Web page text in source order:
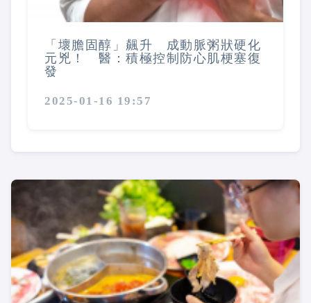
「壞膽固醇」飆升 成動脈粥狀硬化
元兇！ 醫：積極控制防心肌梗塞復
發
2025-01-16 19:57